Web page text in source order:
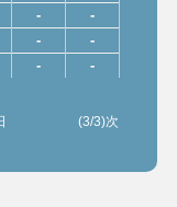
- -
- -
- -
(3/3)次